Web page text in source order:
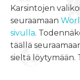
Karsintojen
seuraamaan
sivulla.
täällä
sieltä löytymään.